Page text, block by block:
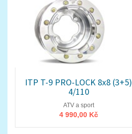
ITP T-9 PRO-LOCK 8x8 (3+5)
4/110
ATV a sport
4 990,00 Kč